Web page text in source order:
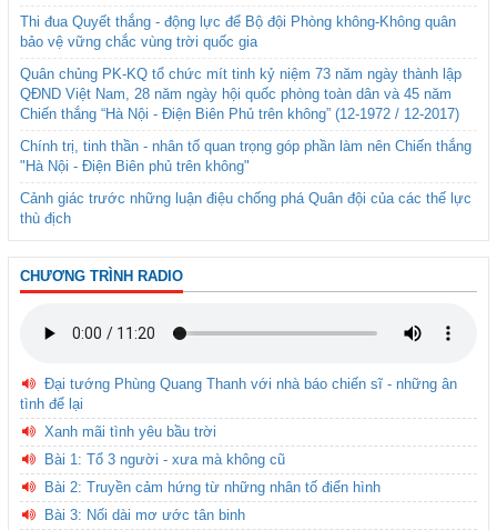
Thi đua Quyết thắng - động lực để Bộ đội Phòng không-Không quân
bảo vệ vững chắc vùng trời quốc gia
Quân chủng PK-KQ tổ chức mít tinh kỷ niệm 73 năm ngày thành lập
QĐND Việt Nam, 28 năm ngày hội quốc phòng toàn dân và 45 năm
Chiến thắng “Hà Nội - Điện Biên Phủ trên không” (12-1972 / 12-2017)
Chính trị, tinh thần - nhân tố quan trọng góp phần làm nên Chiến thắng
"Hà Nội - Điện Biên phủ trên không"
Cảnh giác trước những luận điệu chống phá Quân đội của các thế lực
thù địch
CHƯƠNG TRÌNH RADIO
Đại tướng Phùng Quang Thanh với nhà báo chiến sĩ - những ân
tình để lại
Xanh mãi tình yêu bầu trời
Bài 1: Tổ 3 người - xưa mà không cũ
Bài 2: Truyền cảm hứng từ những nhân tố điển hình
Bài 3: Nối dài mơ ước tân binh